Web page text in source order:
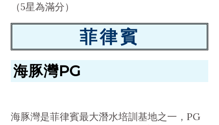
（5星為滿分）
菲律賓
海豚灣PG
海豚灣是菲律賓最大潛水培訓基地之一，PG